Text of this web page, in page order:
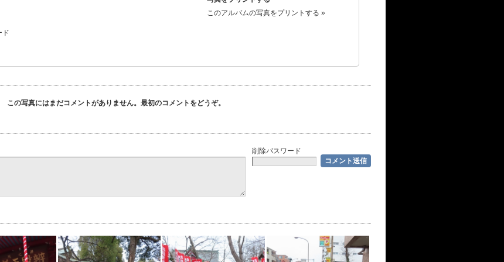
ド
このアルバムの写真をプリントする »
この写真にはまだコメントがありません。最初のコメントをどうぞ。
削除パスワード